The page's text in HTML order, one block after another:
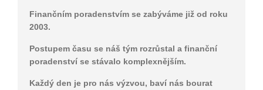
Finančním poradenstvím se zabýváme již od roku
2003.
Postupem času se náš tým rozrůstal a finanční
poradenství se stávalo komplexnějším.
Každý den je pro nás výzvou, baví nás bourat